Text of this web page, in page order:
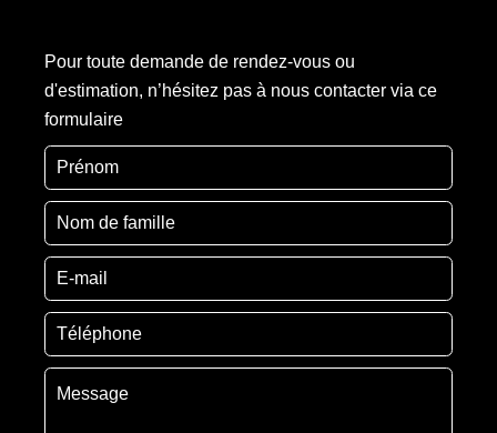
Pour toute demande de rendez-vous ou
d'estimation, n’hésitez pas à nous contacter via ce
formulaire